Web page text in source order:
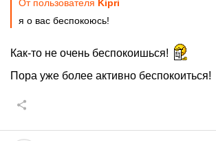
От пользователя Kipri
я о вас беспокоюсь!
Как-то не очень беспокоишься!
Пора уже более активно беспокоиться!